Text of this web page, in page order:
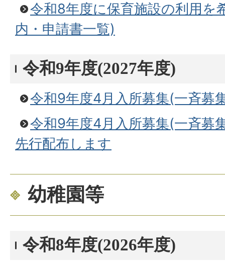
令和8年度に保育施設の利用を
内・申請書一覧)
令和9年度(2027年度)
令和9年度4月入所募集(一斉募
令和9年度4月入所募集(一斉募
先行配布します
幼稚園等
令和8年度(2026年度)